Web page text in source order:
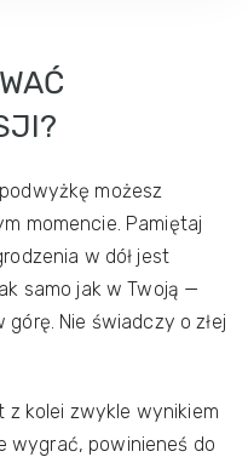
możesz
momencie. Pamiętaj
w dół jest
samo jak w Twoją —
Nie świadczy o złej
z kolei zwykle wynikiem
wygrać, powinieneś do